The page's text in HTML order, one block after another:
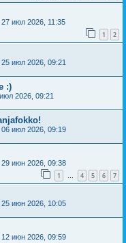
27 июл 2026, 11:35
1 2
25 июл 2026, 09:21
:)
2026, 09:21
06 июл 2026, 09:19
29 июн 2026, 09:38
1 … 4 5 6 7
25 июн 2026, 10:05
12 июн 2026, 09:59